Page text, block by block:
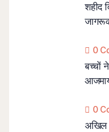
शहीद
0
बच्चों
0
अखिल